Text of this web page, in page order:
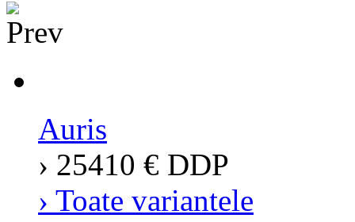
Auris
› 25410 € DDP
› Toate variantele